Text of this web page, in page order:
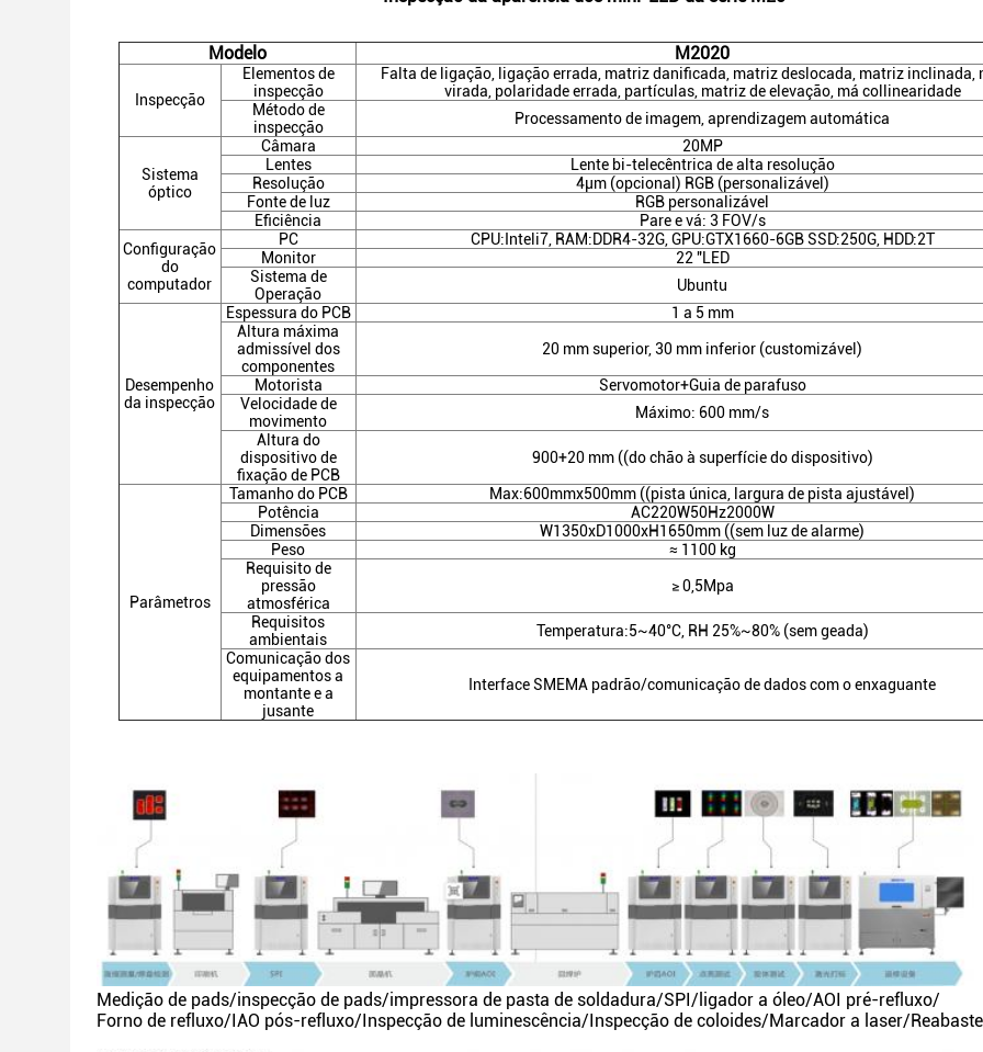
Modelo M2020
Inspecção
Elementos de
inspecção
Falta de ligação, ligação errada, matriz danificada, matriz deslocada, matriz inclinada,
virada, polaridade errada, partículas, matriz de elevação, má collinearidade
Método de
inspecção
Processamento de imagem, aprendizagem automática
Sistema
óptico
Câmara
20MP
Lentes
Lente bi-telecêntrica de alta resolução
Resolução
4μm (opcional) RGB (personalizável)
Fonte de luz
RGB personalizável
Eficiência
Pare e vá: 3 FOV/s
Configuração
do
computador
PC
CPU:Inteli7, RAM:DDR4-32G, GPU:GTX1660-6GB SSD:250G, HDD:2T
Monitor
22 "LED
Sistema de
Operação
Ubuntu
Desempenho
da inspecção
Espessura do PCB
1 a 5 mm
Altura máxima
admissível dos
componentes
20 mm superior, 30 mm inferior (customizável)
Motorista
Servomotor+Guia de parafuso
Velocidade de
movimento
Máximo: 600 mm/s
Altura do
dispositivo de
fixação de PCB
900+20 mm ((do chão à superfície do dispositivo)
Parâmetros
Tamanho do PCB
Max:600mmx500mm ((pista única, largura de pista ajustável)
Potência
AC220W50Hz2000W
Dimensões
W1350xD1000xH1650mm ((sem luz de alarme)
Peso
≈ 1100 kg
Requisito de
pressão
atmosférica
≥ 0,5Mpa
Requisitos
ambientais
Temperatura:5~40°C, RH 25%~80% (sem geada)
Comunicação dos
equipamentos a
montante e a
jusante
Interface SMEMA padrão/comunicação de dados com o enxaguante
Medição de pads/inspecção de pads/impressora de pasta de soldadura/SPI/ligador a óleo/AOI pré-refluxo/
Forno de refluxo/IAO pós-refluxo/Inspecção de luminescência/Inspecção de coloides/Marcador a laser/